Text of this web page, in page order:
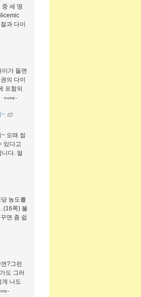
중 세 명
과 다이
가 들면
의 다이
포함되
~
오래 씹
있다고
다. 얼
농도를
(16쪽) 불
면 좀 쉽
?그런
도 그러
게 나도